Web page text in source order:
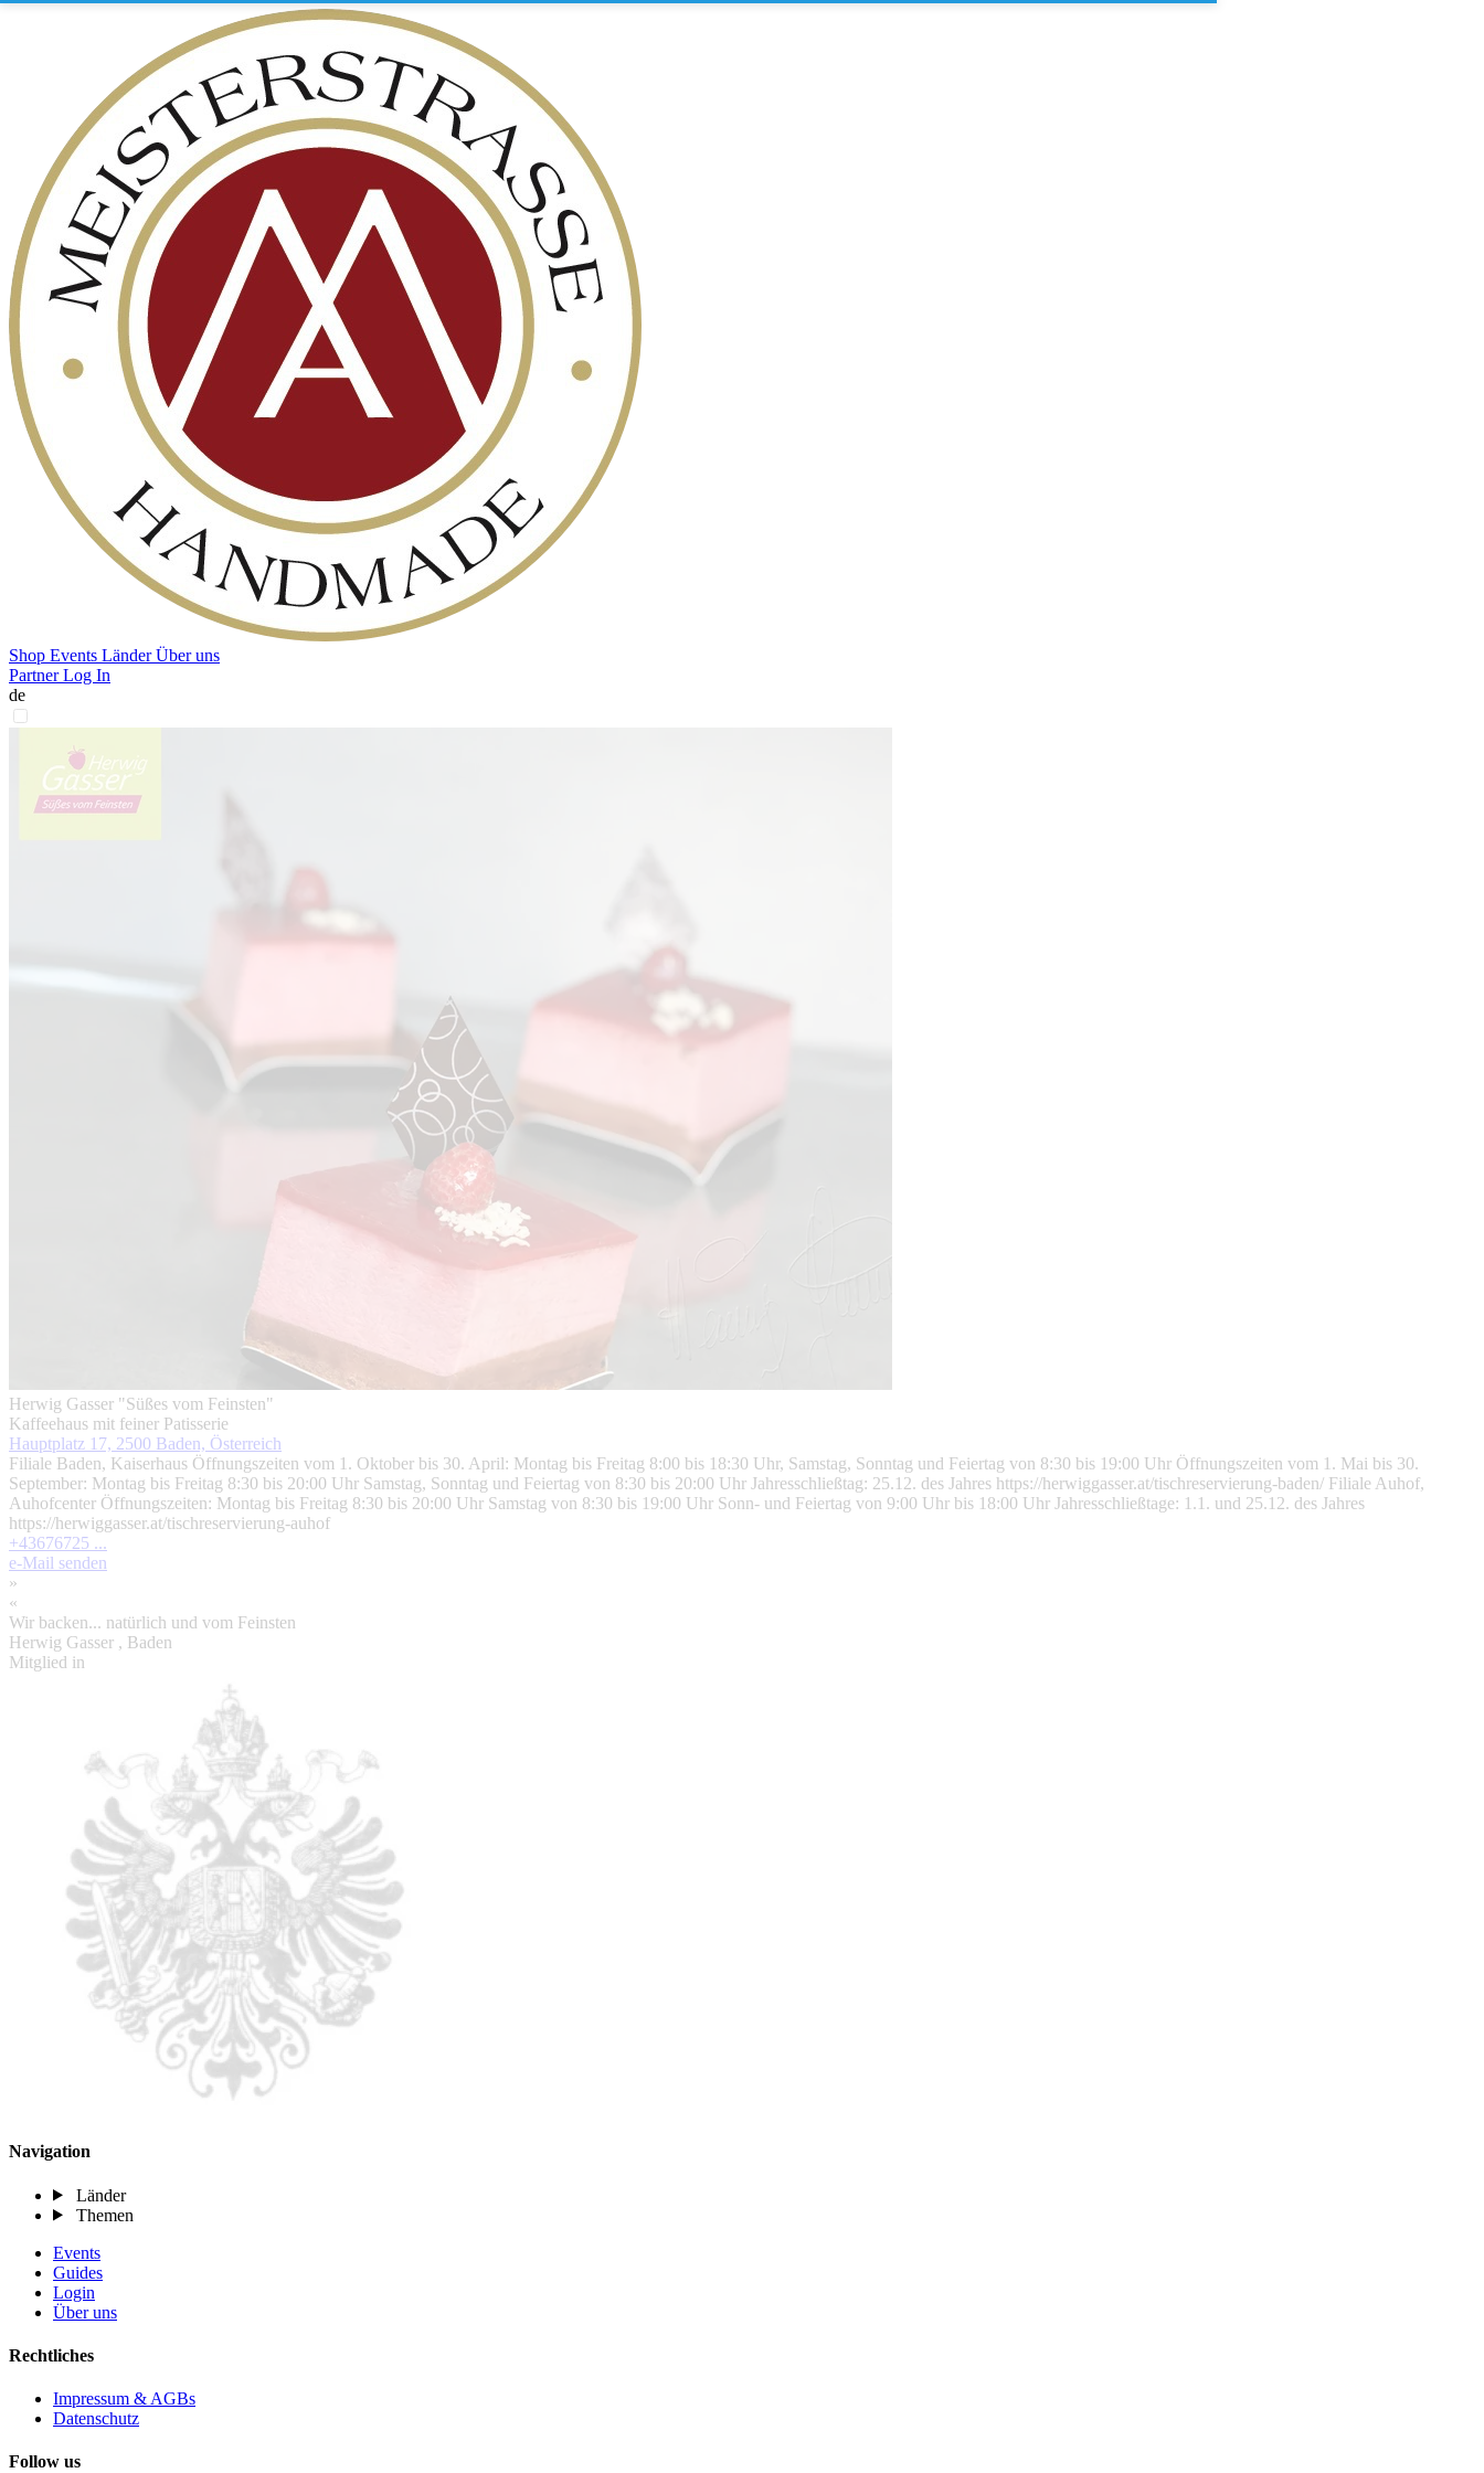
Shop Events LänderÜber uns
Partner Log In
de
Herwig Gasser "Süßes vom Feinsten"
Kaffeehaus mit feiner Patisserie
Hauptplatz 17, 2500 Baden, Österreich
Filiale Baden, Kaiserhaus Öffnungszeiten vom 1. Oktober bis 30. April: Montag bis Freitag 8:00 bis 18:30 Uhr, Samstag, Sonntag und Feiertag von 8:30 bis 19:00 Uhr Öffnungszeiten vom 1. Mai bis 30.
September: Montag bis Freitag 8:30 bis 20:00 Uhr Samstag, Sonntag und Feiertag von 8:30 bis 20:00 Uhr Jahresschließtag: 25.12. des Jahres https://herwiggasser.at/tischreservierung-baden/ Filiale Auhof,
Auhofcenter Öffnungszeiten: Montag bis Freitag 8:30 bis 20:00 Uhr Samstag von 8:30 bis 19:00 Uhr Sonn- und Feiertag von 9:00 Uhr bis 18:00 Uhr Jahresschließtage: 1.1. und 25.12. des Jahres
https://herwiggasser.at/tischreservierung-auhof
+43676725 ...
e-Mail senden
»
«
Wir backen... natürlich und vom Feinsten
Herwig Gasser , Baden
Mitglied in
Navigation
Länder
Themen
Events
Guides
Login
Über uns
Rechtliches
Impressum & AGBs
Datenschutz
Follow us